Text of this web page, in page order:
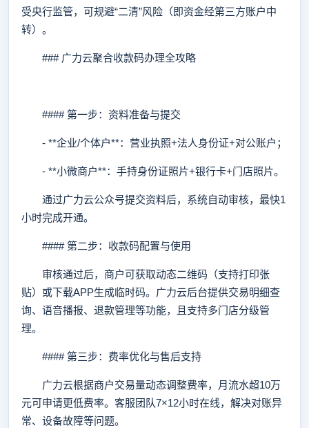
受央行监管，可规避“二清”风险（即资金经第三方账户中
转）。
### 广力云聚合收款码办理全攻略
#### 第一步：资料准备与提交
- **企业/个体户**：营业执照+法人身份证+对公账户；
- **小微商户**：手持身份证照片+银行卡+门店照片。
通过广力云公众号提交资料后，系统自动审核，最快1
小时完成开通。
#### 第二步：收款码配置与使用
审核通过后，商户可获取动态二维码（支持打印张
贴）或下载APP生成临时码。广力云后台提供交易明细查
询、语音播报、退款管理等功能，且支持多门店分级管
理。
#### 第三步：费率优化与售后支持
广力云根据商户交易量动态调整费率，月流水超10万
元可申请更低费率。客服团队7×12小时在线，解决对账异
常、设备故障等问题。